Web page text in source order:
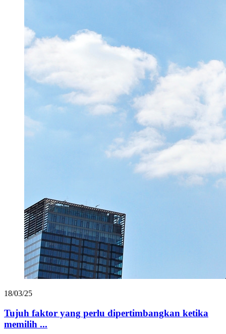
18/03/25
Tujuh faktor yang perlu dipertimbangkan ketika
memilih ...